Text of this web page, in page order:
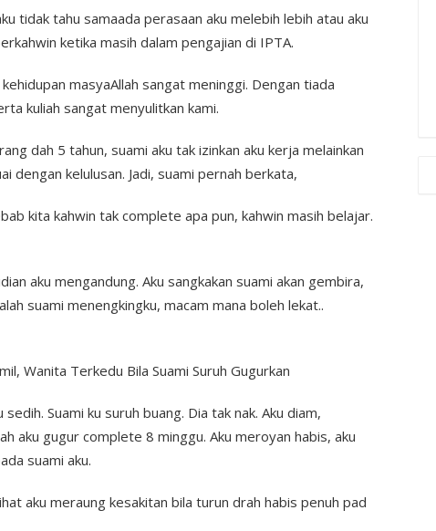
tidak tahu samaada perasaan aku melebih lebih atau aku
ketika masih dalam pengajian di IPTA.
masyaAllah sangat meninggi. Dengan tiada
kuliah sangat menyulitkan kami.
dah 5 tahun, suami aku tak izinkan aku kerja melainkan
dengan kelulusan. Jadi, suami pernah berkata,
kita kahwin tak complete apa pun, kahwin masih belajar.
aku mengandung. Aku sangkakan suami akan gembira,
suami menengkingku, macam mana boleh lekat..
Suami ku suruh buang. Dia tak nak. Aku diam,
aku gugur complete 8 minggu. Aku meroyan habis, aku
suami aku.
aku meraung kesakitan bila turun drah habis penuh pad